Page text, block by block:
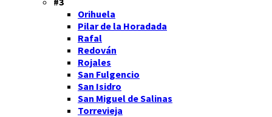
Orihuela
Pilar de la Horadada
Rafal
Redován
Rojales
San Fulgencio
San Isidro
San Miguel de Salinas
Torrevieja